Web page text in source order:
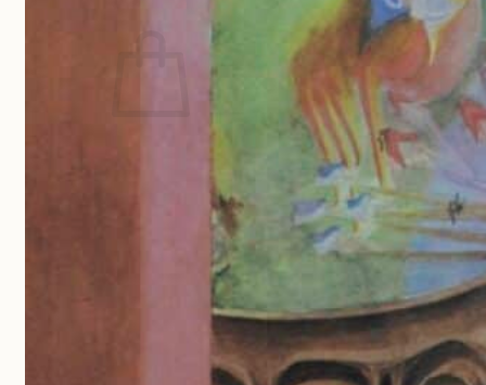
Publicaties, interviews en vermeldingen
Geen producten in de winkelwagen.
Terug naar winkel
Aanmelden nieuwsbrief